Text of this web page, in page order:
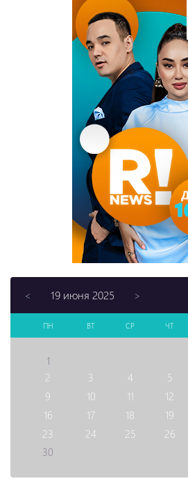
< 19 июня 2025 >
ПН ВТ СР ЧТ
1
2
3 4 5
9
10 11 12
16
17 18 19
23
24 25 26
30